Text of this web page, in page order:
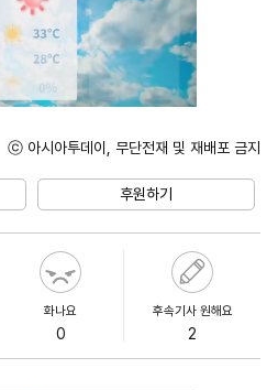
ⓒ 아시아투데이, 무단전재 및 재배포 금지
후원하기
화나요
0
후속기사 원해요
2